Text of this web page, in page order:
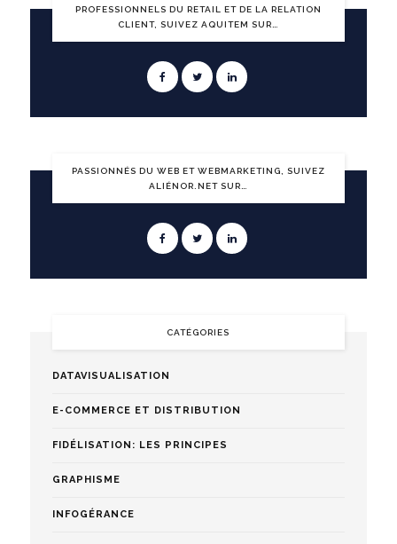
PROFESSIONNELS DU RETAIL ET DE LA RELATION
CLIENT, SUIVEZ AQUITEM SUR…
PASSIONNÉS DU WEB ET WEBMARKETING, SUIVEZ
ALIÉNOR.NET SUR…
CATÉGORIES
DATAVISUALISATION
E-COMMERCE ET DISTRIBUTION
FIDÉLISATION: LES PRINCIPES
GRAPHISME
INFOGÉRANCE